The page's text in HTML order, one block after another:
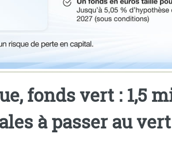
fonds vert : 1,5
à passer au vert